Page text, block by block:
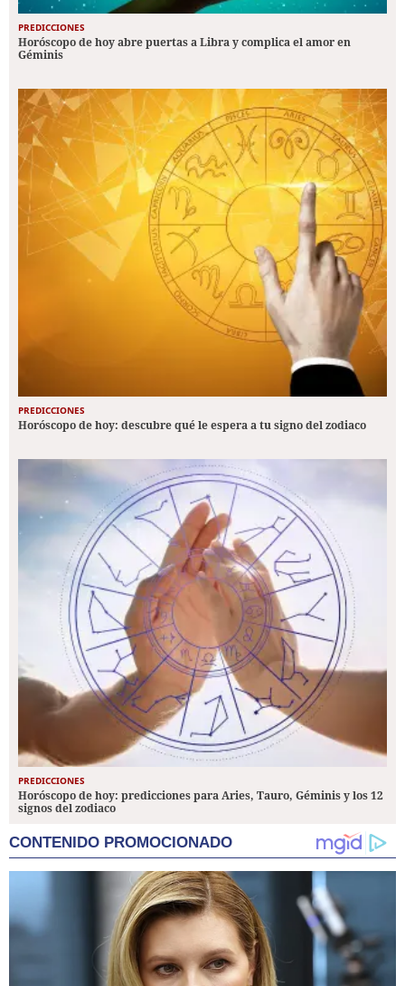
PREDICCIONES
Horóscopo de hoy abre puertas a Libra y complica el amor en
Géminis
PREDICCIONES
Horóscopo de hoy: descubre qué le espera a tu signo del zodiaco
PREDICCIONES
Horóscopo de hoy: predicciones para Aries, Tauro, Géminis y los 12
signos del zodiaco
CONTENIDO PROMOCIONADO